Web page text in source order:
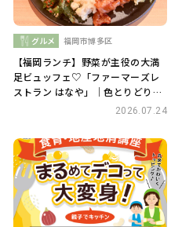
グルメ 福岡市博多区
【福岡ランチ】野菜が主役の大満
足ビュッフェ♡「ファーマーズレ
ストラン はなや」｜色とりどりの
野菜料理が楽しめる人気店2026.07.24